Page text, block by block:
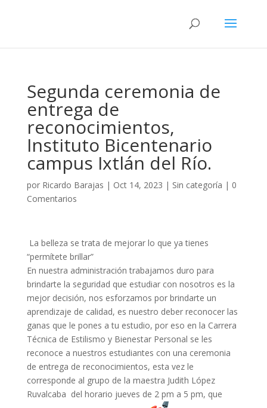
Segunda ceremonia de
entrega de
reconocimientos,
Instituto Bicentenario
campus Ixtlán del Río.
por Ricardo Barajas | Oct 14, 2023 | Sin categoría | 0
Comentarios
La belleza se trata de mejorar lo que ya tienes
“permítete brillar”
En nuestra administración trabajamos duro para
brindarte la seguridad que estudiar con nosotros es la
mejor decisión, nos esforzamos por brindarte un
aprendizaje de calidad, es nuestro deber reconocer las
ganas que le pones a tu estudio, por eso en la Carrera
Técnica de Estilismo y Bienestar Personal se les
reconoce a nuestros estudiantes con una ceremonia
de entrega de reconocimientos, esta vez le
corresponde al grupo de la maestra Judith López
Ruvalcaba del horario jueves de 2 pm a 5 pm, que